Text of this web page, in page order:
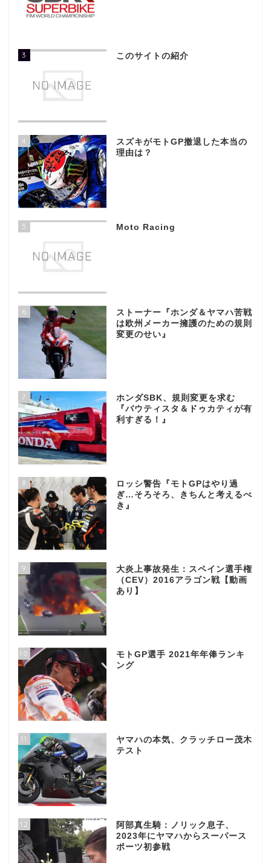
3 このサイトの紹介
4
スズキがモトGP撤退した本当の
理由は？
5 Moto Racing
6
ストーナー『ホンダ＆ヤマハ苦戦
は欧州メーカー擁護のための規則
変更のせい』
7
ホンダSBK、規則変更を求む
『バウティスタ＆ドゥカティが有
利すぎる！』
8
ロッシ警告『モトGPはやり過
ぎ…そろそろ、きちんと考えるべ
き』
9
大炎上事故発生：スペイン選手権
（CEV）2016アラゴン戦【動画
あり】
10
モトGP選手 2021年年俸ランキ
ング
11
ヤマハの本気、クラッチロー茂木
テスト
12
阿部真生騎：ノリック息子、
2023年にヤマハからスーパース
ポーツ初参戦